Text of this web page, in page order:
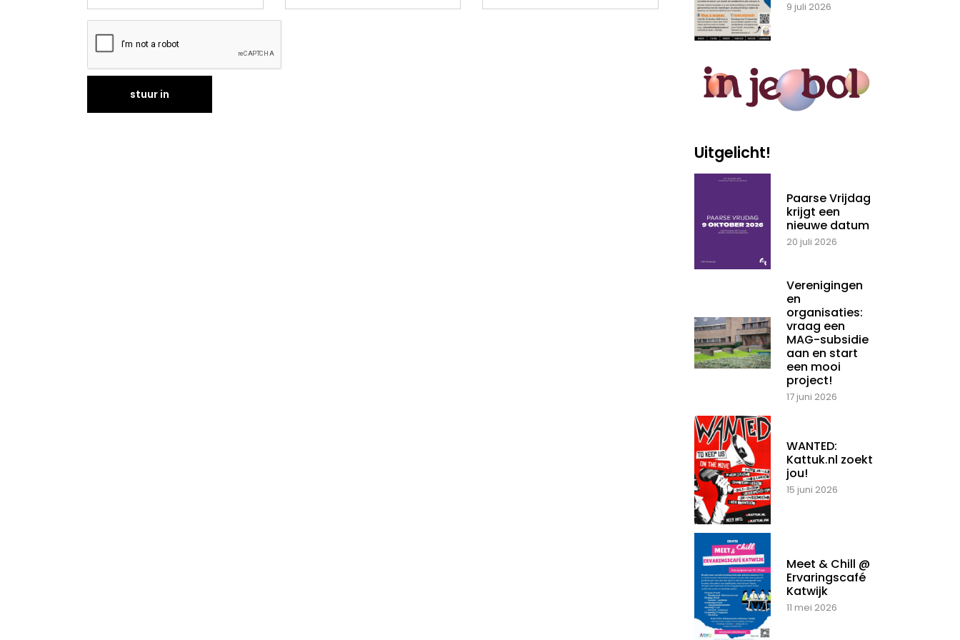
9 juli 2026
Uitgelicht!
Paarse Vrijdag
krijgt een
nieuwe datum
20 juli 2026
Verenigingen
en
organisaties:
vraag een
MAG-subsidie
aan en start
een mooi
project!
17 juni 2026
WANTED:
Kattuk.nl zoekt
jou!
15 juni 2026
Meet & Chill @
Ervaringscafé
Katwijk
11 mei 2026